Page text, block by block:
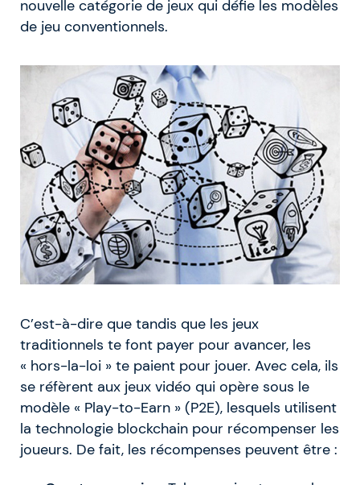
nouvelle catégorie de jeux qui défie les modèles
de jeu conventionnels.
C’est-à-dire que tandis que les jeux
traditionnels te font payer pour avancer, les
« hors-la-loi » te paient pour jouer. Avec cela, ils
se réfèrent aux jeux vidéo qui opère sous le
modèle « Play-to-Earn » (P2E), lesquels utilisent
la technologie blockchain pour récompenser les
joueurs. De fait, les récompenses peuvent être :